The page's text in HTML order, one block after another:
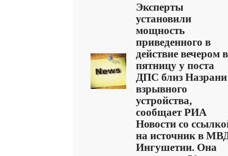
Эксперты
установили
мощность
приведенного в
действие вечером в
пятницу у поста
ДПС близ Назрани
взрывного
устройства,
сообщает РИА
Новости со
на источник в
Ингушетии. Она